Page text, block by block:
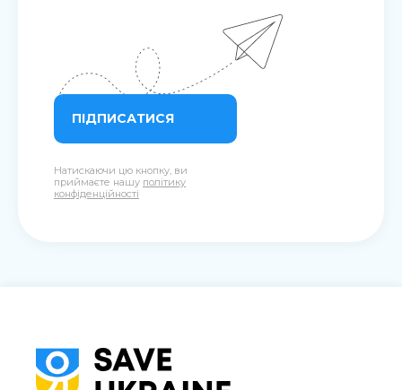
ПІДПИСАТИСЯ
Натискаючи цю кнопку, ви
приймаєте нашу політику
конфіденційності